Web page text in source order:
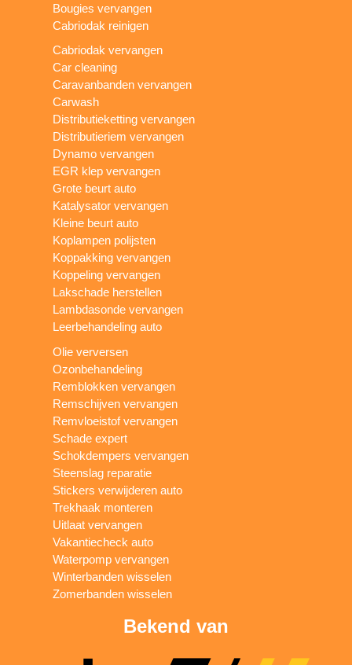
Bougies vervangen
Cabriodak reinigen
Cabriodak vervangen
Car cleaning
Caravanbanden vervangen
Carwash
Distributieketting vervangen
Distributieriem vervangen
Dynamo vervangen
EGR klep vervangen
Grote beurt auto
Katalysator vervangen
Kleine beurt auto
Koplampen polijsten
Koppakking vervangen
Koppeling vervangen
Lakschade herstellen
Lambdasonde vervangen
Leerbehandeling auto
Olie verversen
Ozonbehandeling
Remblokken vervangen
Remschijven vervangen
Remvloeistof vervangen
Schade expert
Schokdempers vervangen
Steenslag reparatie
Stickers verwijderen auto
Trekhaak monteren
Uitlaat vervangen
Vakantiecheck auto
Waterpomp vervangen
Winterbanden wisselen
Zomerbanden wisselen
Bekend van